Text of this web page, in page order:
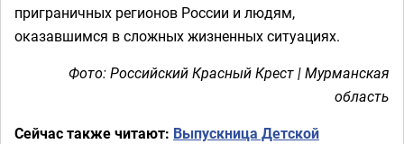
приграничных регионов России и людям,
оказавшимся в сложных жизненных ситуациях.
Фото: Российский Красный Крест | Мурманская
область
Сейчас также читают: Выпускница Детской